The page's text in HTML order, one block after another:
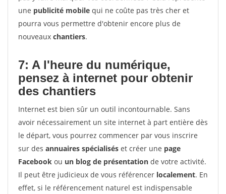
une publicité mobile qui ne coûte pas très cher et
pourra vous permettre d'obtenir encore plus de
nouveaux chantiers.
7: A l'heure du numérique,
pensez à internet pour obtenir
des chantiers
Internet est bien sûr un outil incontournable. Sans
avoir nécessairement un site internet à part entière dès
le départ, vous pourrez commencer par vous inscrire
sur des annuaires spécialisés et créer une page
Facebook ou un blog de présentation de votre activité.
Il peut être judicieux de vous référencer localement. En
effet, si le référencement naturel est indispensable